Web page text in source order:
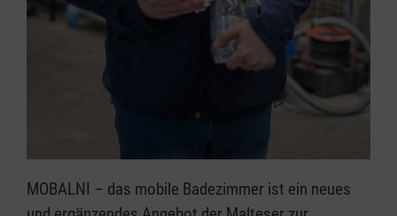
MOBALNI – das mobile Badezimmer ist ein neues